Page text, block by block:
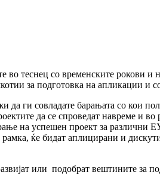
теснец со временските рокови
за подготовка на апликации и
ги совладате барањата со кои
да се спроведат навреме и
на успешен проект за различни
рамка, ќе бидат аплицирани и
или подобрат вештините